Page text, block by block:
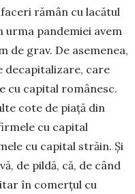
rămân cu lacătul
urma pandemiei avem
de grav. De asemenea,
decapitalizare, care
cu capital româ­nesc.
cote de piață din
cu capital
cu ca­pital străin. Și
de pildă, că, de când
în comerțul cu